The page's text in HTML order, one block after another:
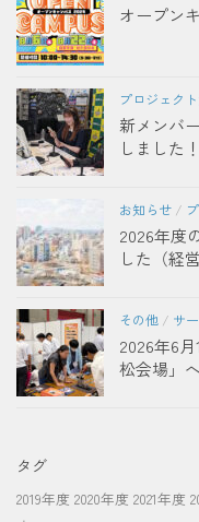
オープン
プロジェク
新メンバ
しました
お知らせ /
2026年度
した（経
その他 / サ
2026年6
松会場」
タグ
2019年度 2020年度 2021年度